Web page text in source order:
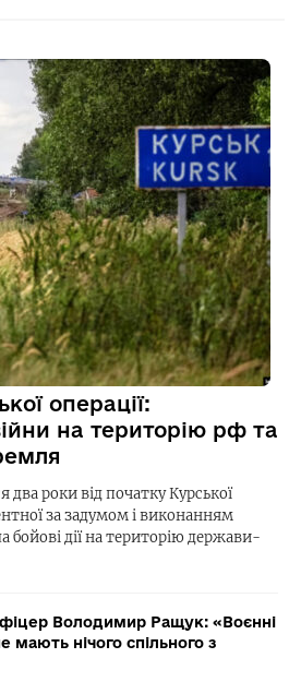
операції:
на територію рф та
два роки від початку Курської
за задумом і виконанням
бойові дії на територію держави-
Володимир Ращук: «Воєнні
мають нічого спільного з